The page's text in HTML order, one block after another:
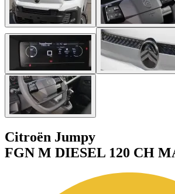
Citroën Jumpy
FGN M DIESEL 120 CH